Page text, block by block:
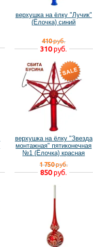
верхушка на ёлку "Лучик"
(Ёлочка) синий
410руб.
310руб.
верхушка на ёлку "Звезда
монтажная" пятиконечная
№1 (Ёлочка) красная
уценённая
1 750руб.
850руб.